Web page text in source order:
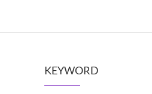
KEYWORD